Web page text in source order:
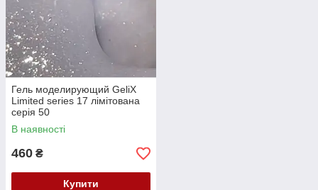
Гель моделирующий GeliX
Limited series 17 лімітована
серія 50
В наявності
460 ₴
Купити